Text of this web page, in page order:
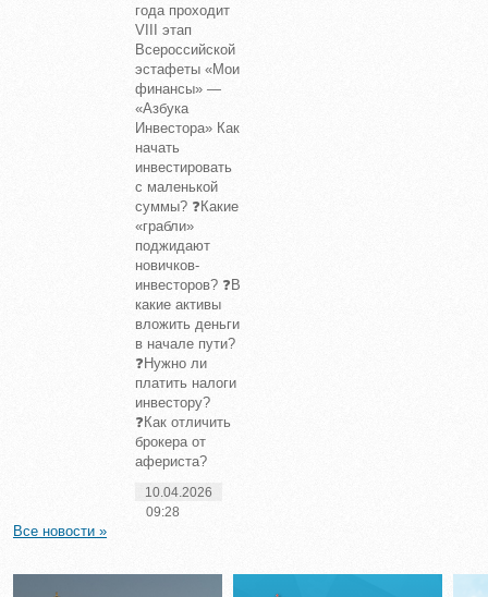
года проходит
VIII этап
Всероссийской
эстафеты «Мои
финансы» —
«Азбука
Инвестора» Как
начать
инвестировать
с маленькой
суммы? ❓Какие
«грабли»
поджидают
новичков-
инвесторов? ❓В
какие активы
вложить деньги
в начале пути?
❓Нужно ли
платить налоги
инвестору?
❓Как отличить
брокера от
афериста?
10.04.2026
09:28
Все новости »